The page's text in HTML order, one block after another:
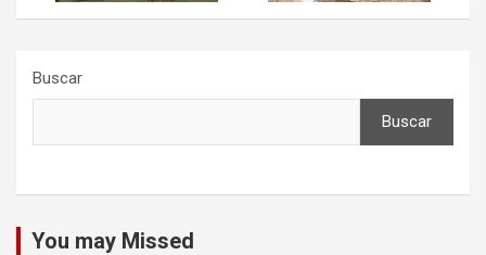
Buscar
Buscar
You may Missed